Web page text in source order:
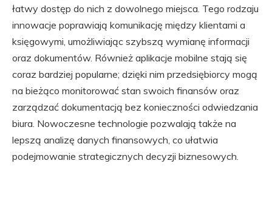
łatwy dostęp do nich z dowolnego miejsca. Tego rodzaju
innowacje poprawiają komunikację między klientami a
księgowymi, umożliwiając szybszą wymianę informacji
oraz dokumentów. Również aplikacje mobilne stają się
coraz bardziej popularne; dzięki nim przedsiębiorcy mogą
na bieżąco monitorować stan swoich finansów oraz
zarządzać dokumentacją bez konieczności odwiedzania
biura. Nowoczesne technologie pozwalają także na
lepszą analizę danych finansowych, co ułatwia
podejmowanie strategicznych decyzji biznesowych.